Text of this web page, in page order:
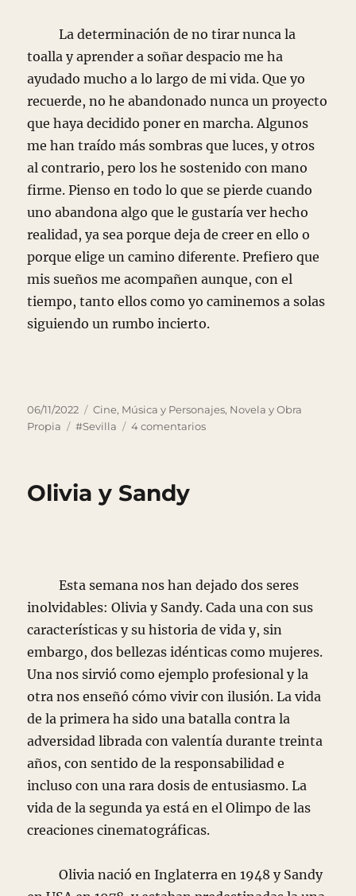
La determinación de no tirar nunca la
toalla y aprender a soñar despacio me ha
ayudado mucho a lo largo de mi vida. Que yo
recuerde, no he abandonado nunca un proyecto
que haya decidido poner en marcha. Algunos
me han traído más sombras que luces, y otros
al contrario, pero los he sostenido con mano
firme. Pienso en todo lo que se pierde cuando
uno abandona algo que le gustaría ver hecho
realidad, ya sea porque deja de creer en ello o
porque elige un camino diferente. Prefiero que
mis sueños me acompañen aunque, con el
tiempo, tanto ellos como yo caminemos a solas
siguiendo un rumbo incierto.
Publicado
el
06/11/2022 Categorías
Cine, Música y Personajes, Novela y Obra
Propia
Etiquetas
#Sevilla 4 comentariosen
Olivia y Sandy
Esta semana nos han dejado dos seres
inolvidables: Olivia y Sandy. Cada una con sus
características y su historia de vida y, sin
embargo, dos bellezas idénticas como mujeres.
Una nos sirvió como ejemplo profesional y la
otra nos enseñó cómo vivir con ilusión. La vida
de la primera ha sido una batalla contra la
adversidad librada con valentía durante treinta
años, con sentido de la responsabilidad e
incluso con una rara dosis de entusiasmo. La
vida de la segunda ya está en el Olimpo de las
creaciones cinematográficas.
Olivia nació en Inglaterra en 1948 y Sandy